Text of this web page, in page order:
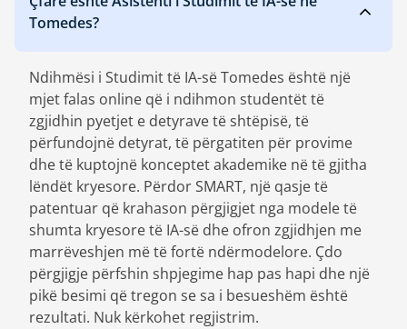
Tomedes?
Ndihmësi i Studimit të IA-së Tomedes është një
mjet falas online që i ndihmon studentët të
zgjidhin pyetjet e detyrave të shtëpisë, të
përfundojnë detyrat, të përgatiten për provime
dhe të kuptojnë konceptet akademike në të gjitha
lëndët kryesore. Përdor SMART, një qasje të
patentuar që krahason përgjigjet nga modele të
shumta kryesore të IA-së dhe ofron zgjidhjen me
marrëveshjen më të fortë ndërmodelore. Çdo
përgjigje përfshin shpjegime hap pas hapi dhe një
pikë besimi që tregon se sa i besueshëm është
rezultati. Nuk kërkohet regjistrim.